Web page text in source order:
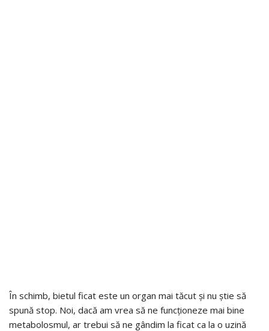
În schimb, bietul ficat este un organ mai tăcut și nu știe să
spună stop. Noi, dacă am vrea să ne funcționeze mai bine
metabolosmul, ar trebui să ne gândim la ficat ca la o uzină